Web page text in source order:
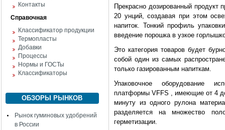
Контакты
Справочная
Классификатор продукции
Термопласты
Добавки
Процессы
Нормы и ГОСТы
Классификаторы
ОБЗОРЫ РЫНКОВ
Рынок гуминовых удобрений
в России
Прекрасно дозированный продукт
20 унций, создавая при этом
напиток. Тонкий профиль
введение порошка в узкое
Это категория товаров будет
собой один из самых
только газированным напиткам.
Упаковочное оборудование
платформы VFFS , имеющие от 4 до
минуту из одного рулона
разделяется на множество
герметизации.